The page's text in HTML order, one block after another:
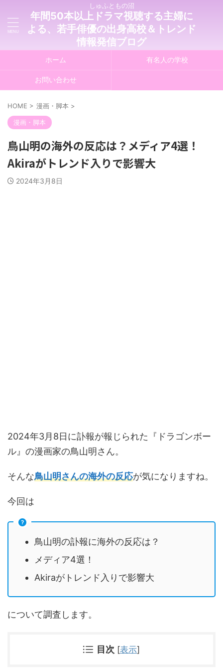
しゅふともの沼
年間50本以上ドラマ視聴する主婦に
よる、若手俳優の出身高校＆トレンド
情報発信ブログ
ホーム 有名人の学校
お問い合わせ
HOME > 漫画・脚本 >
漫画・脚本
鳥山明の海外の反応は？メディア4選！
Akiraがトレンド入りで影響大
2024年3月8日
2024年3月8日に訃報が報じられた『ドラゴンボー
ル』の漫画家の鳥山明さん。
そんな鳥山明さんの海外の反応が気になりますね。
今回は
鳥山明の訃報に海外の反応は？
メディア4選！
Akiraがトレンド入りで影響大
について調査します。
目次 [表示]